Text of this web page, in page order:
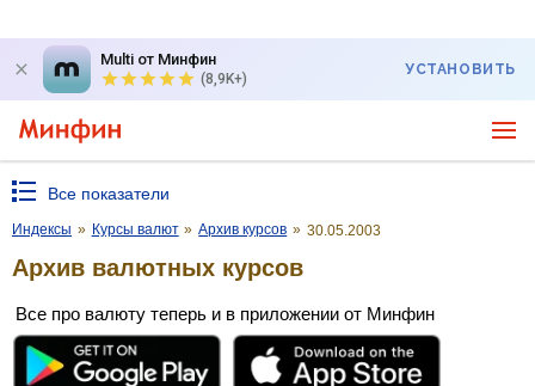
Multi от Минфин
(8,9K+)
УСТАНОВИТЬ
Все показатели
Индексы » Курсы валют » Архив курсов » 30.05.2003
Архив валютных курсов
Все про валюту теперь и в приложении от Минфин